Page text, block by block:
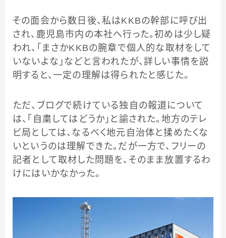
その面会から数日後、私はKKBの幹部に呼び出
され、鹿児島市内の本社へ行った。初めは少し疑
われ、「まさかKKBの腕章で個人的な取材をして
いないよな」などと言われたが、詳しい事情を説
明すると、一定の理解は得られたと感じた。
ただ、ブログで続けている独自の報道について
は、「自粛してはどうか」と諭された。地方のテレ
ビ局としては、なるべく地元自治体と揉めたくな
いというのは理解できた。だが一方で、フリーの
記者として取材した問題を、そのまま放置するわ
けにはいかなかった。